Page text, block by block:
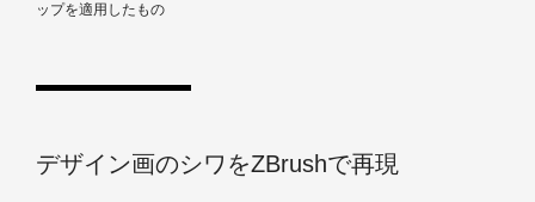
ップを適用したもの
デザイン画のシワをZBrushで再現